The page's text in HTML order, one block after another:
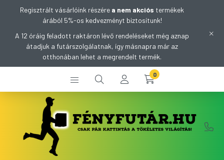
Regisztrált vásárlóink részére a nem akciós termékek
árából 5%-os kedvezményt biztosítunk!
A 12 óráig feladott raktáron lévő rendeléseket még aznap
átadjuk a futárszolgálatnak, így másnapra már az
otthonában lehet a megrendelt termék.
0